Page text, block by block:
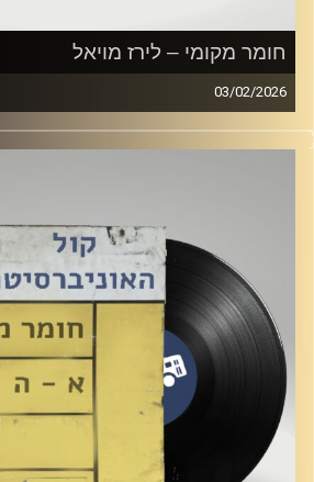
חומר מקומי – לירז מויאל
03/02/2026
שעה של מוזיקה ישראלית עם לירז מויאל